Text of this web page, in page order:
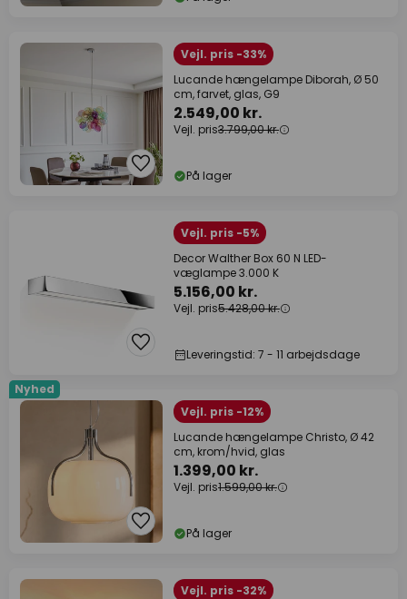
Vejl. pris -33%
Lucande hængelampe Diborah, Ø 50
cm, farvet, glas, G9
2.549,00 kr.
Vejl. pris3.799,00 kr.
På lager
Vejl. pris -5%
Decor Walther Box 60 N LED-
væglampe 3.000 K
5.156,00 kr.
Vejl. pris5.428,00 kr.
Leveringstid: 7 - 11 arbejdsdage
Nyhed
Vejl. pris -12%
Lucande hængelampe Christo, Ø 42
cm, krom/hvid, glas
1.399,00 kr.
Vejl. pris1.599,00 kr.
På lager
Vejl. pris -32%